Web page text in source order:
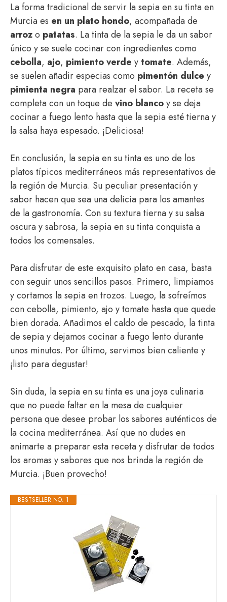
La forma tradicional de servir la sepia en su tinta en
Murcia es en un plato hondo, acompañada de
arrozo patatas. La tinta de la sepia le da un sabor
único y se suele cocinar con ingredientes como
cebolla, ajo, pimiento verde ytomate. Además,
se suelen añadir especias como pimentón dulce y
pimienta negra para realzar el sabor. La receta se
completa con un toque de vino blancoy se deja
cocinar a fuego lento hasta que la sepia esté tierna y
la salsa haya espesado. ¡Deliciosa!
En conclusión, la sepia en su tinta es uno de los
platos típicos mediterráneos más representativos de
la región de Murcia. Su peculiar presentación y
sabor hacen que sea una delicia para los amantes
de la gastronomía. Con su textura tierna y su salsa
oscura y sabrosa, la sepia en su tinta conquista a
todos los comensales.
Para disfrutar de este exquisito plato en casa, basta
con seguir unos sencillos pasos. Primero, limpiamos
y cortamos la sepia en trozos. Luego, la sofreímos
con cebolla, pimiento, ajo y tomate hasta que quede
bien dorada. Añadimos el caldo de pescado, la tinta
de sepia y dejamos cocinar a fuego lento durante
unos minutos. Por último, servimos bien caliente y
¡listo para degustar!
Sin duda, la sepia en su tinta es una joya culinaria
que no puede faltar en la mesa de cualquier
persona que desee probar los sabores auténticos de
la cocina mediterránea. Así que no dudes en
animarte a preparar esta receta y disfrutar de todos
los aromas y sabores que nos brinda la región de
Murcia. ¡Buen provecho!
BESTSELLER NO. 1